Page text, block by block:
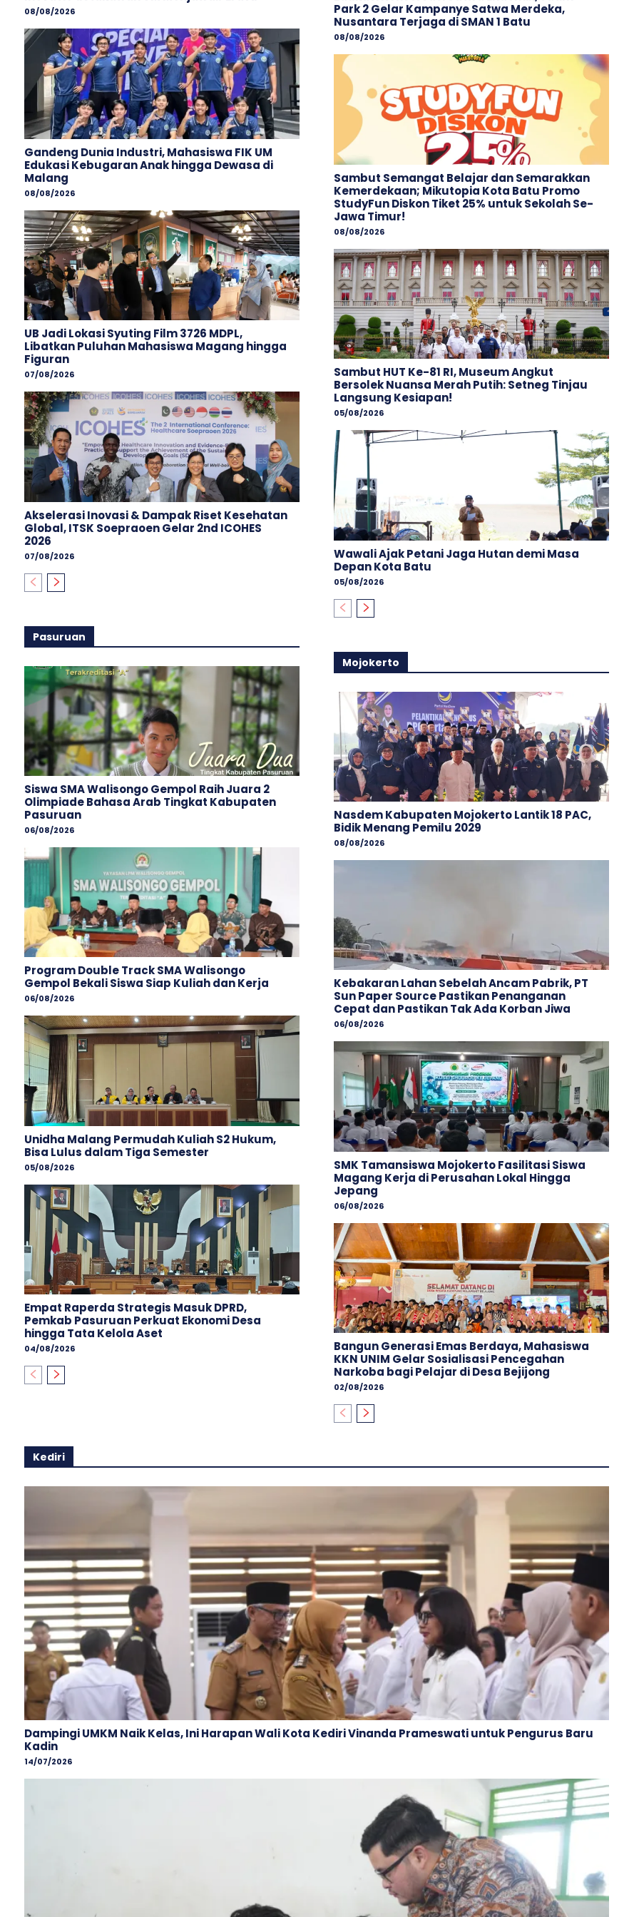
08/08/2026
Gandeng Dunia Industri, Mahasiswa FIK UM
Edukasi Kebugaran Anak hingga Dewasa di
Malang
08/08/2026
UB Jadi Lokasi Syuting Film 3726 MDPL,
Libatkan Puluhan Mahasiswa Magang hingga
Figuran
07/08/2026
Akselerasi Inovasi & Dampak Riset Kesehatan
Global, ITSK Soepraoen Gelar 2nd ICOHES
2026
07/08/2026
Pasuruan
Siswa SMA Walisongo Gempol Raih Juara 2
Olimpiade Bahasa Arab Tingkat Kabupaten
Pasuruan
06/08/2026
Program Double Track SMA Walisongo
Gempol Bekali Siswa Siap Kuliah dan Kerja
06/08/2026
Unidha Malang Permudah Kuliah S2 Hukum,
Bisa Lulus dalam Tiga Semester
05/08/2026
Empat Raperda Strategis Masuk DPRD,
Pemkab Pasuruan Perkuat Ekonomi Desa
hingga Tata Kelola Aset
04/08/2026
Park 2 Gelar Kampanye Satwa Merdeka,
Nusantara Terjaga di SMAN 1 Batu
08/08/2026
Sambut Semangat Belajar dan Semarakkan
Kemerdekaan; Mikutopia Kota Batu Promo
StudyFun Diskon Tiket 25% untuk Sekolah Se-
Jawa Timur!
08/08/2026
Sambut HUT Ke-81 RI, Museum Angkut
Bersolek Nuansa Merah Putih: Setneg Tinjau
Langsung Kesiapan!
05/08/2026
Wawali Ajak Petani Jaga Hutan demi Masa
Depan Kota Batu
05/08/2026
Mojokerto
Nasdem Kabupaten Mojokerto Lantik 18 PAC,
Bidik Menang Pemilu 2029
08/08/2026
Kebakaran Lahan Sebelah Ancam Pabrik, PT
Sun Paper Source Pastikan Penanganan
Cepat dan Pastikan Tak Ada Korban Jiwa
06/08/2026
SMK Tamansiswa Mojokerto Fasilitasi Siswa
Magang Kerja di Perusahan Lokal Hingga
Jepang
06/08/2026
Bangun Generasi Emas Berdaya, Mahasiswa
KKN UNIM Gelar Sosialisasi Pencegahan
Narkoba bagi Pelajar di Desa Bejijong
02/08/2026
Kediri
Dampingi UMKM Naik Kelas, Ini Harapan Wali Kota Kediri Vinanda Prameswati untuk Pengurus Baru
Kadin
14/07/2026